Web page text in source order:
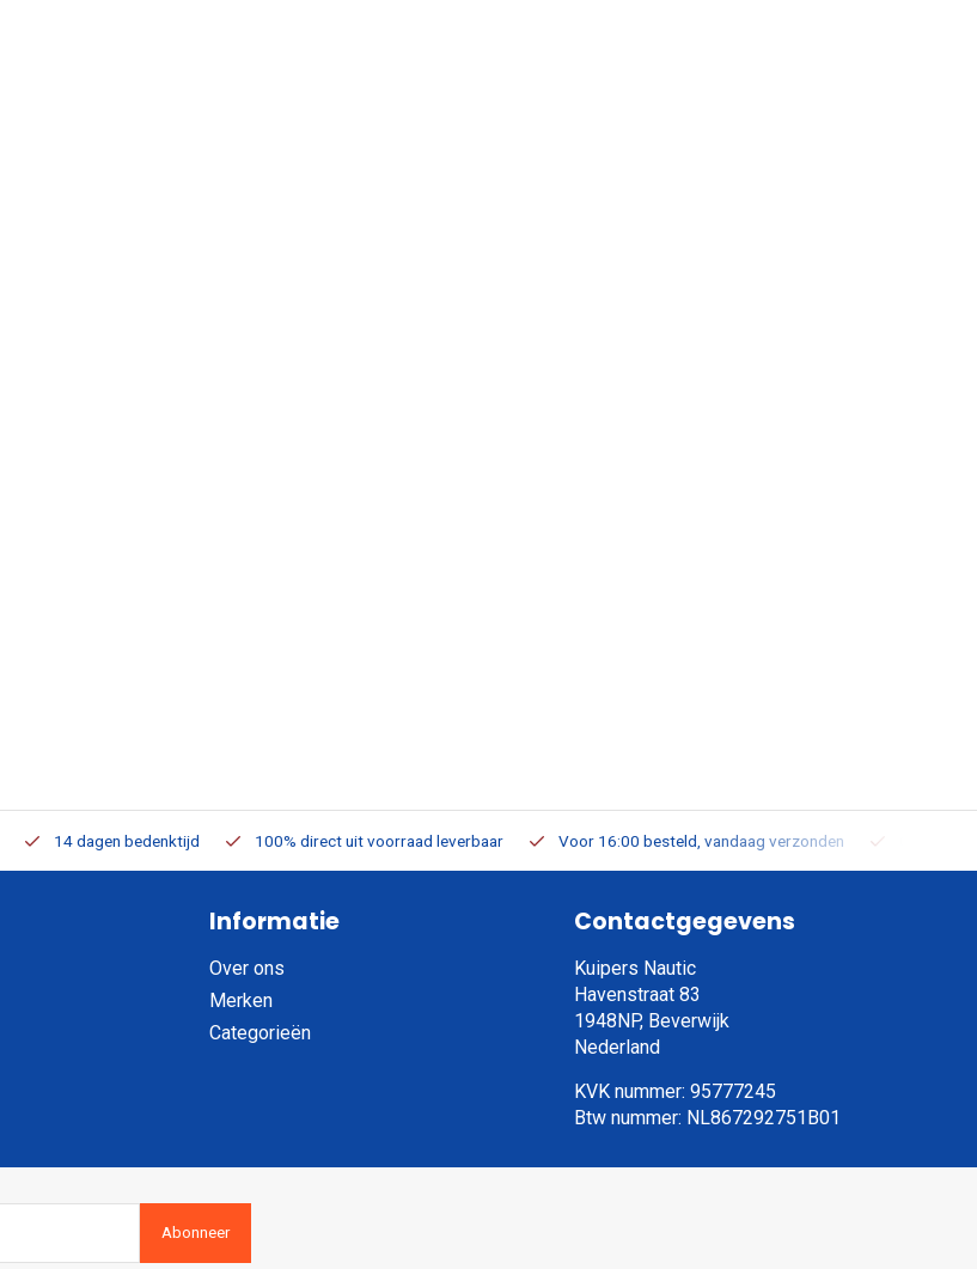
14 dagen bedenktijd 100% direct uit voorraad leverbaar Voor 16:00 besteld, vandaag verzonden
Informatie
Over ons
Merken
Categorieën
Contactgegevens
Kuipers Nautic
Havenstraat 83
1948NP, Beverwijk
Nederland
KVK nummer: 95777245
Btw nummer: NL867292751B01
Abonneer